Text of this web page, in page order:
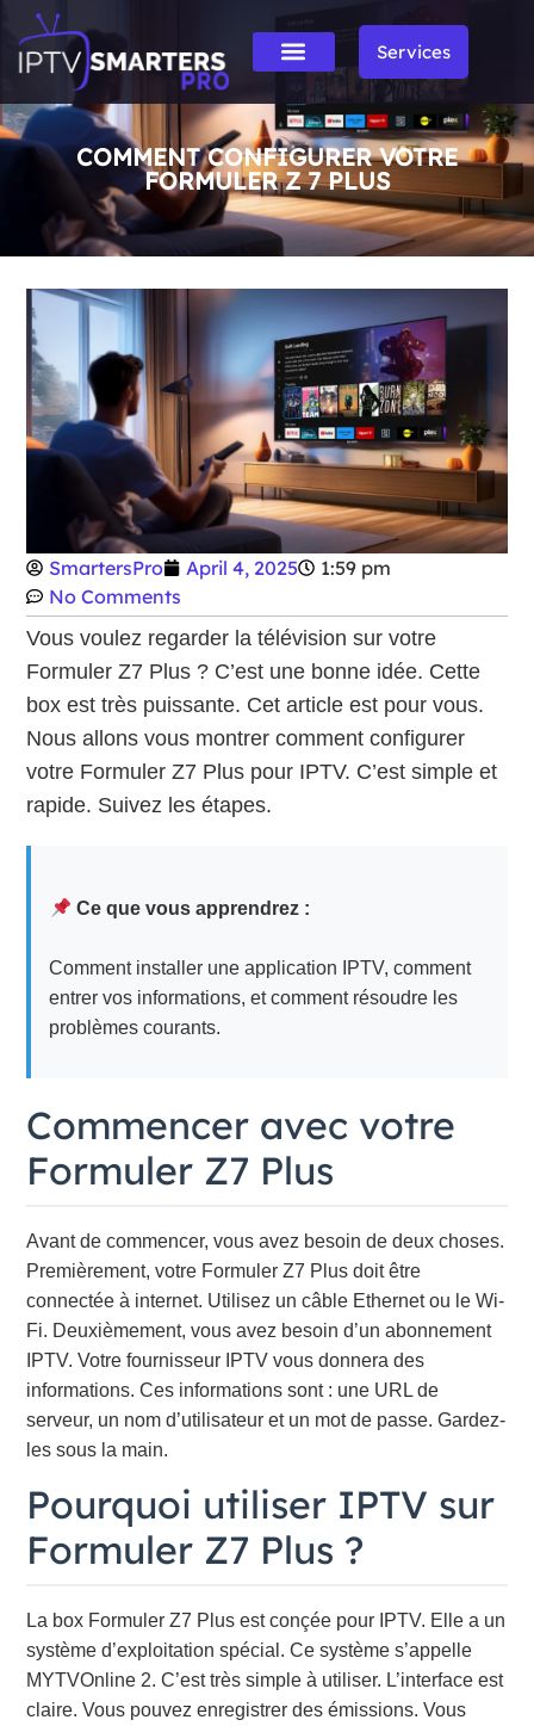
Services
COMMENT CONFIGURER VOTRE
FORMULER Z 7 PLUS
SmartersPro April 4, 2025
1:59 pm
No Comments
Vous voulez regarder la télévision sur votre
Formuler Z7 Plus ? C’est une bonne idée. Cette
box est très puissante. Cet article est pour vous.
Nous allons vous montrer comment configurer
votre Formuler Z7 Plus pour IPTV. C’est simple et
rapide. Suivez les étapes.
Ce que vous apprendrez :
Comment installer une application IPTV, comment
entrer vos informations, et comment résoudre les
problèmes courants.
Commencer avec votre
Formuler Z7 Plus
Avant de commencer, vous avez besoin de deux choses.
Premièrement, votre Formuler Z7 Plus doit être
connectée à internet. Utilisez un câble Ethernet ou le Wi-
Fi. Deuxièmement, vous avez besoin d’un abonnement
IPTV. Votre fournisseur IPTV vous donnera des
informations. Ces informations sont : une URL de
serveur, un nom d’utilisateur et un mot de passe. Gardez-
les sous la main.
Pourquoi utiliser IPTV sur
Formuler Z7 Plus ?
La box Formuler Z7 Plus est conçée pour IPTV. Elle a un
système d’exploitation spécial. Ce système s’appelle
MYTVOnline 2. C’est très simple à utiliser. L’interface est
claire. Vous pouvez enregistrer des émissions. Vous